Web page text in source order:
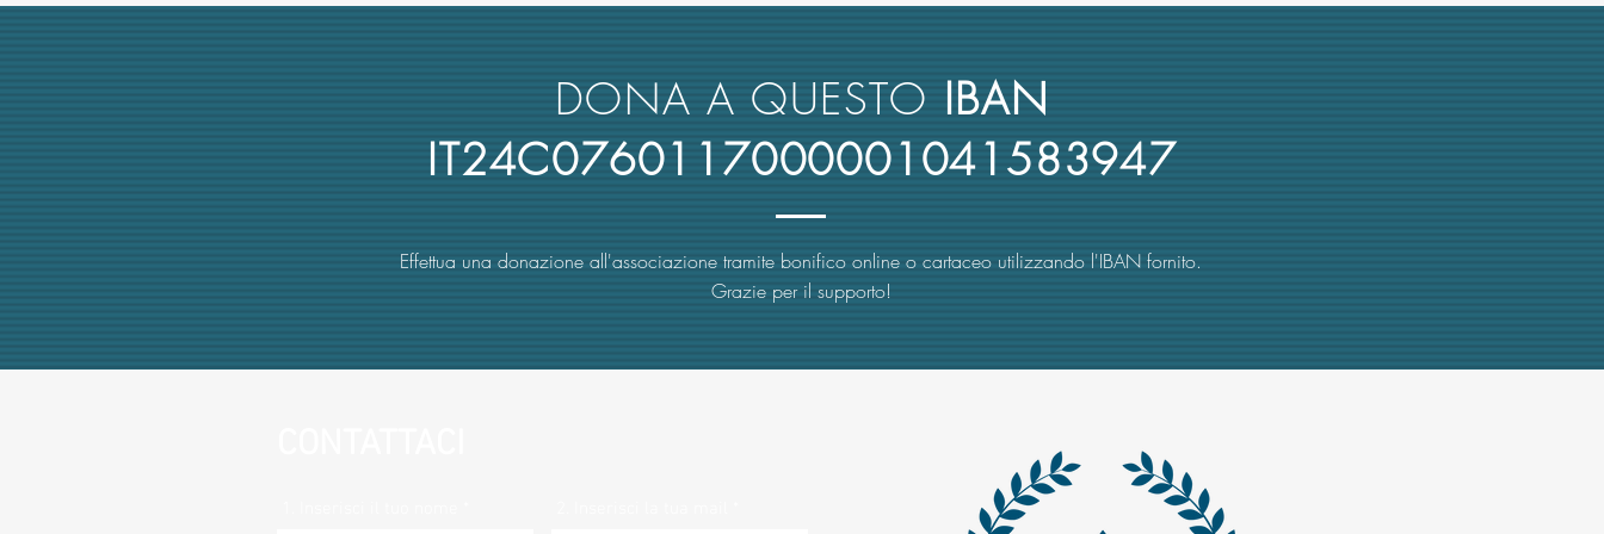
DONA A QUESTO IBAN
IT24C0760117000001041583947
Effettua una donazione all'associazione tramite bonifico online o cartaceo utilizzando l'IBAN fornito.
Grazie per il supporto!